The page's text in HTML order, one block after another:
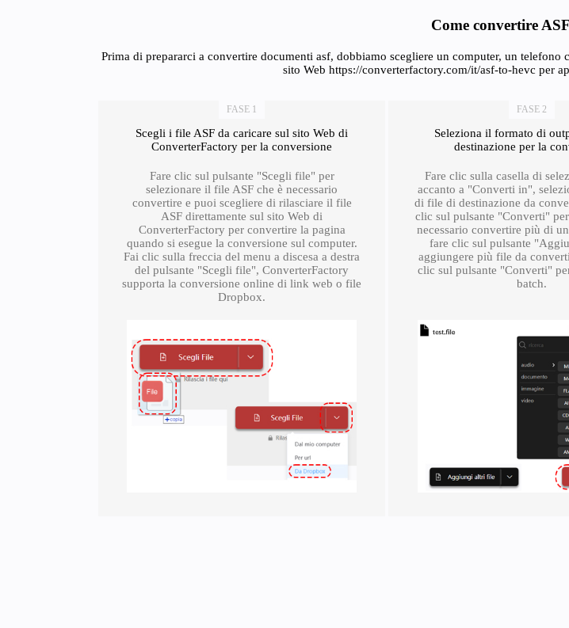
Come convertire
Prima di prepararci a convertire documenti asf, dobbiamo scegliere un computer, un
sito Web https://converterfactory.com/it/asf-to-hevc per
FASE 1
Scegli i file ASF da caricare sul sito Web di
ConverterFactory per la conversione
Fare clic sul pulsante "Scegli file" per
selezionare il file ASF che è necessario
convertire e puoi scegliere di rilasciare il file
ASF direttamente sul sito Web di
ConverterFactory per convertire la pagina
quando si esegue la conversione sul computer.
Fai clic sulla freccia del menu a discesa a destra
del pulsante "Scegli file", ConverterFactory
supporta la conversione online di link web o file
Dropbox.
FASE 2
Seleziona il formato di
destinazione per la
Fare clic sulla casella di
accanto a "Converti in",
di file di destinazione da
clic sul pulsante "Converti"
necessario convertire più di
fare clic sul pulsante
aggiungere più file da
clic sul pulsante "Converti"
batch.